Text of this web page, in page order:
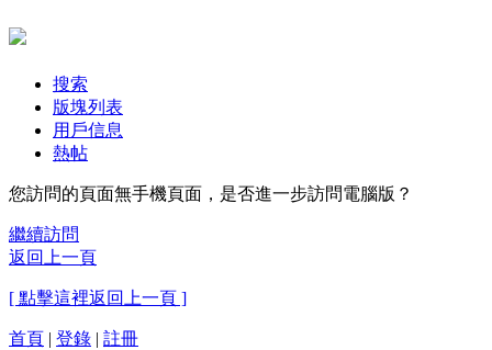
搜索
版塊列表
用戶信息
熱帖
您訪問的頁面無手機頁面，是否進一步訪問電腦版？
繼續訪問
返回上一頁
[ 點擊這裡返回上一頁 ]
首頁 | 登錄 | 註冊